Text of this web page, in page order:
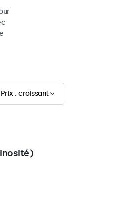
Prix : croissant